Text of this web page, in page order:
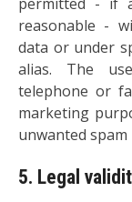
reasonable -
data or under
alias. The
telephone or
marketing
unwanted spam
5. Legal